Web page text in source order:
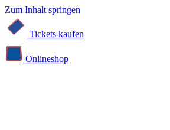
Zum Inhalt springen
Tickets kaufen
Online­shop